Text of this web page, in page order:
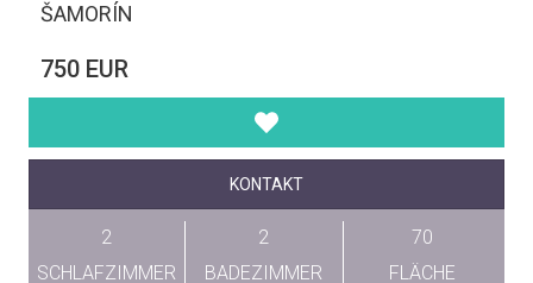
ŠAMORÍN
750 EUR
KONTAKT
2
SCHLAFZIMMER
2
BADEZIMMER
70
FLÄCHE